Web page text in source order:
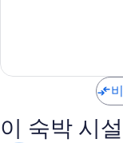
훌
요,
이
이 숙박 시